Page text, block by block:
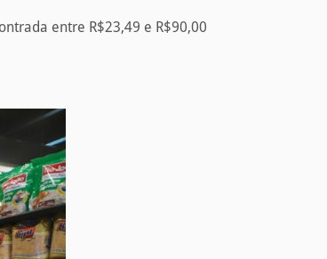
entre R$23,49 e R$90,00